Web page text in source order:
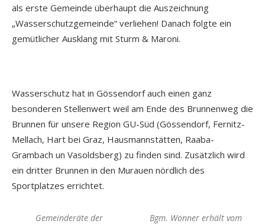
als erste Gemeinde überhaupt die Auszeichnung
„Wasserschutzgemeinde“ verliehen! Danach folgte ein
gemütlicher Ausklang mit Sturm & Maroni.
Wasserschutz hat in Gössendorf auch einen ganz
besonderen Stellenwert weil am Ende des Brunnenweg die
Brunnen für unsere Region GU-Süd (Gössendorf, Fernitz-
Mellach, Hart bei Graz, Hausmannstätten, Raaba-
Grambach un Vasoldsberg) zu finden sind. Zusätzlich wird
ein dritter Brunnen in den Murauen nördlich des
Sportplatzes errichtet.
Gemeinderäte der
Bgm. Wonner erhält vom